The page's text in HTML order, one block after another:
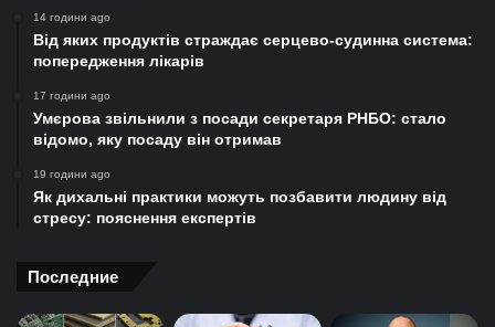
14 години ago
Від яких продуктів страждає серцево-судинна система:
попередження лікарів
17 години ago
Умєрова звільнили з посади секретаря РНБО: стало
відомо, яку посаду він отримав
19 години ago
Як дихальні практики можуть позбавити людину від
стресу: пояснення експертів
Последние